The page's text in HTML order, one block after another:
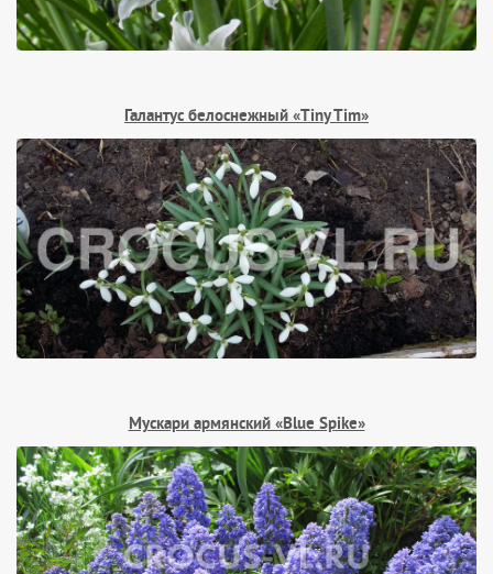
Галантус белоснежный «Tiny Tim»
Мускари армянский «Blue Spike»